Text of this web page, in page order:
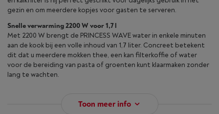
gezin en om meerdere kopjes voor gasten te serveren.
Snelle verwarming 2200 W voor 1,7 l
Met 2200 W brengt de PRINCESS WAVE water in enkele minuten
aan de kook bij een volle inhoud van 1,7 liter. Concreet betekent
dit dat u meerdere mokken thee, een kan filterkoffie of water
voor de bereiding van pasta of groenten kunt klaarmaken zonder
lang te wachten.
Toon meer info